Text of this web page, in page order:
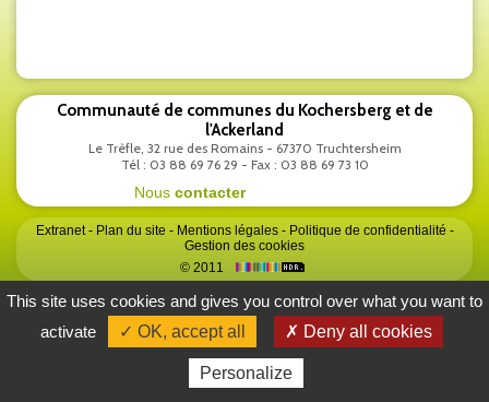
Communauté de communes du Kochersberg et de
l'Ackerland
Le Trèfle, 32 rue des Romains - 67370 Truchtersheim
Tél : 03 88 69 76 29 - Fax : 03 88 69 73 10
Nous contacter
Extranet- Plan du site - Mentions légales- Politique de confidentialité -
Gestion des cookies
© 2011
This site uses cookies and gives you control over what you want to
activate
✓ OK, accept all ✗ Deny all cookies
Personalize